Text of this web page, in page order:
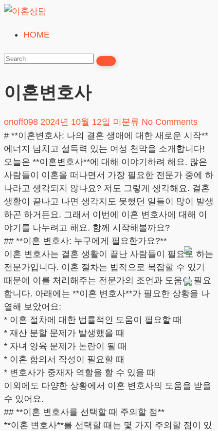
Skip
content
혼
담
HOME
이혼변호사
onoff098 2024년 10월 12일 미분류 No Comments
# **이혼변호사: 나의 결혼 생애에 대한 새로운 시작**
에너지 넘치고 설득력 있는 여성 천막을 소개합니다!
오늘은 **이혼변호사**에 대해 이야기하려 해요. 많은
사람들이 이혼을 떠나면서 가장 필요한 전문가 중에 하
나라고 생각되지 않나요? 저도 그렇게 생각해요. 결혼
생활이 끝나고 나면 생각지도 못했던 일들이 많이 발생
하곤 하거든요. 그래서 이번에 이혼 변호사에 대해 이
야기를 나누려고 해요. 함께 시작해볼까요?
## **이혼 변호사: 누구에게 필요한가요?**
이혼 변호사는 결혼 생활이 끝난 사람들이 필요로 하는
전문가입니다. 이혼 절차는 법적으로 복잡할 수 있기
때문에 이를 처리해주는 전문가의 조언과 도움이 필요
합니다. 아래에는 **이혼 변호사**가 필요한 상황을 나
열해 보았어요:
* 이혼 절차에 대한 법률적인 도움이 필요할 때
* 재산 분할 문제가 발생했을 때
* 자녀 양육 문제가 논란이 될 때
* 이혼 합의서 작성이 필요할 때
* 변호사가 중재자 역할을 할 수 있을 때
이외에도 다양한 상황에서 이혼 변호사의 도움을 받을
수 있어요.
## **이혼 변호사를 선택할 때 주의할 점**
**이혼 변호사**를 선택할 때는 몇 가지 주의할 점이 있